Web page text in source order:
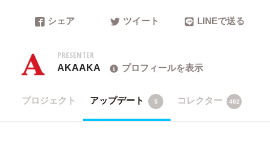
シェア ツイート LINEで送る
PRESENTER
AKAAKA プロフィールを表示
プロジェクト アップデート 5 コレクター 402